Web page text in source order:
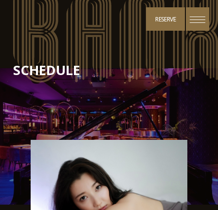
RESERVE
SCHEDULE